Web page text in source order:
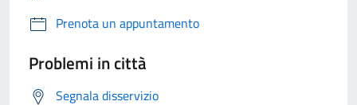
Prenota un appuntamento
Problemi in città
Segnala disservizio